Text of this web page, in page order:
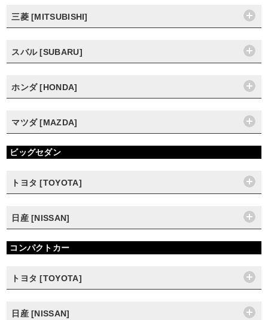
三菱 [MITSUBISHI]
スバル [SUBARU]
ホンダ [HONDA]
マツダ [MAZDA]
ビッグセダン
トヨタ [TOYOTA]
日産 [NISSAN]
コンパクトカー
トヨタ [TOYOTA]
日産 [NISSAN]